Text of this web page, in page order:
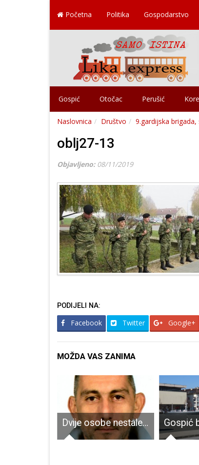
Početna Politika Gospodarstvo
Gospić Otočac Perušić
Naslovnica Društvo 9.gardijska
oblj27-13
Objavljeno: 08/11/2019
PODIJELI NA:
Facebook Twitter Google+
MOŽDA VAS ZANIMA
Dvije osobe nestale u Otočcu